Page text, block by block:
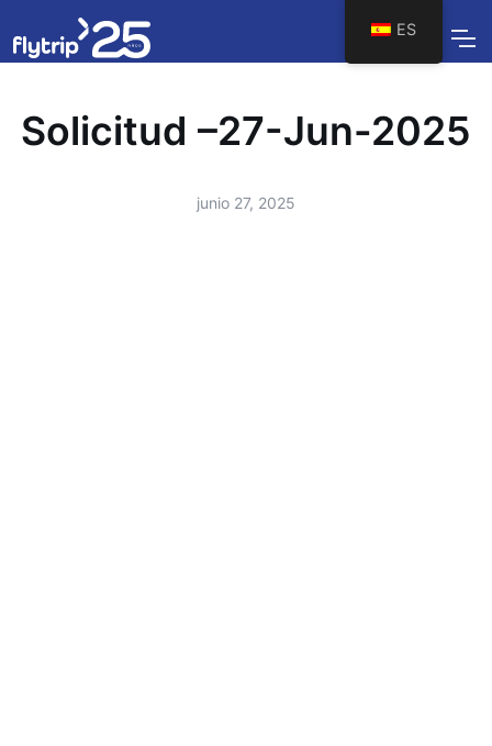
Solicitud –27-Jun-2025
junio 27, 2025
ES